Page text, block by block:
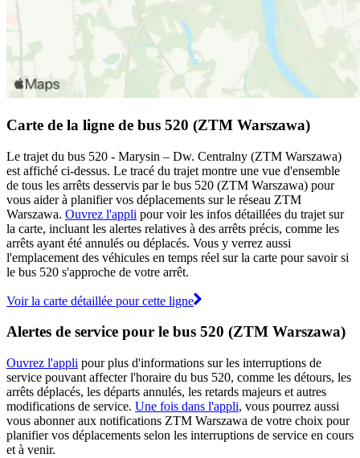
Carte de la ligne de bus 520 (ZTM Warszawa)
Le trajet du bus 520 - Marysin – Dw. Centralny (ZTM Warszawa)
est affiché ci-dessus. Le tracé du trajet montre une vue d'ensemble
de tous les arrêts desservis par le bus 520 (ZTM Warszawa) pour
vous aider à planifier vos déplacements sur le réseau ZTM
Warszawa. Ouvrez l'appli pour voir les infos détaillées du trajet sur
la carte, incluant les alertes relatives à des arrêts précis, comme les
arrêts ayant été annulés ou déplacés. Vous y verrez aussi
l'emplacement des véhicules en temps réel sur la carte pour savoir si
le bus 520 s'approche de votre arrêt.
Voir la carte détaillée pour cette ligne
Alertes de service pour le bus 520 (ZTM Warszawa)
Ouvrez l'appli pour plus d'informations sur les interruptions de
service pouvant affecter l'horaire du bus 520, comme les détours, les
arrêts déplacés, les départs annulés, les retards majeurs et autres
modifications de service. Une fois dans l'appli, vous pourrez aussi
vous abonner aux notifications ZTM Warszawa de votre choix pour
planifier vos déplacements selon les interruptions de service en cours
et à venir.